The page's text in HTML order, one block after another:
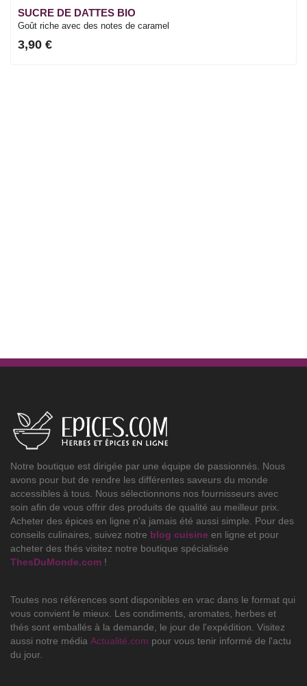
SUCRE DE DATTES BIO
Goût riche avec des notes de caramel
3,90 €
Notre boutique est dirigée par une équipe de passionnés. Nous
avons pour but de rendre les différentes saveurs du monde
accessibles à tous. Nous sélectionnons nos fournisseurs avec
soin afin de vous offrir des produits de qualité au meilleur prix.
Acheter des épices en ligne n'a jamais été aussi simple. Pour des
conseils culinaires, suivez notre blog cuisine en ligne et pour
acheter des thés visitez notre boutique spécialisée
ThesDuMonde.com !
Toutes nos références sont disponibles en vrac dans le format qui
vous convient le mieux. Les condiments, aromates, herbes et
thés sont emballés à la demande, le jour de l'expédition. Visitez
aussi notre média Actualité.com pour vous tenir informé de l'actu
du jour.